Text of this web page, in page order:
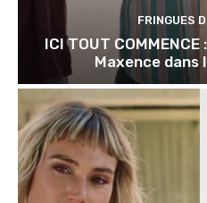
FRINGUES
ICI TOUT
Maxence dans